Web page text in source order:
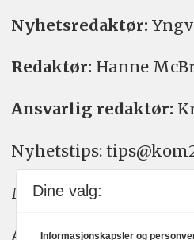
Nyhetsredaktør:
Redaktør: Hanne
Ansvarlig redaktør:
Nyhetstips:
Meninger:
Annonse:
Dine valg:
Informasjonskapsler og